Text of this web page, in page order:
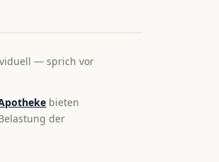
— sprich vor
bieten
der